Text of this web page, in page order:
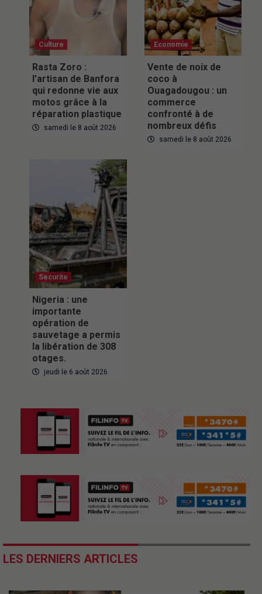
Culture
Rasta Zoro :
l’artisan de Banfora
qui redonne vie aux
motos grâce à la
réparation plastique
samedi le 8 août 2026
Economie
Vente de noix de
coco à
Ouagadougou : un
commerce
confronté à de
nombreux défis
samedi le 8 août 2026
Securite
Nigeria : une
importante
opération de
sauvetage a permis
la libération de 308
otages.
jeudi le 6 août 2026
LES DERNIERS ARTICLES